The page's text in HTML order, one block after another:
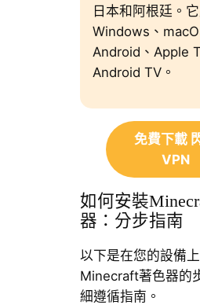
日本和阿根廷。
Windows、
Android、Apple
Android TV。
免費下載
VPN
如何安裝
器：分步指南
以下是在您的設備
Minecraft著色器的
細遵循指南。